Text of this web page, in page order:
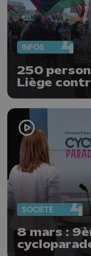
INFOS
250
Liège
SOCIÉTÉ
8 mars :